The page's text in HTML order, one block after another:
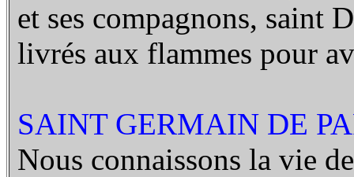
et ses compagnons, saint
livrés aux flammes pour
SAINT GERMAIN DE
Nous connaissons la vie